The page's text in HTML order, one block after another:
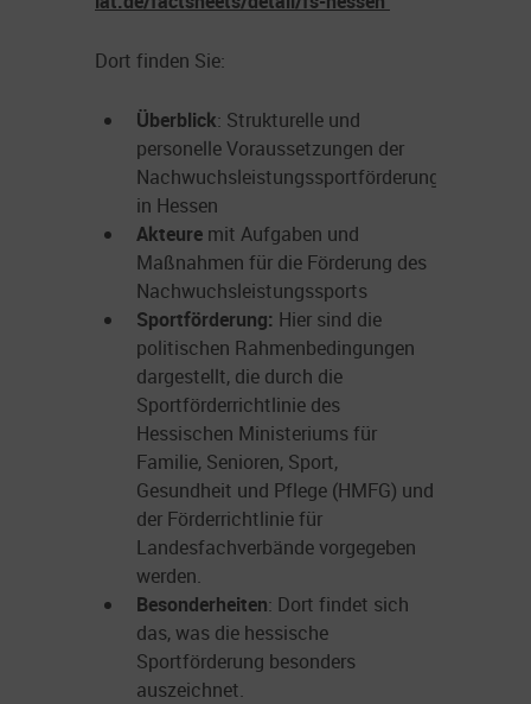
Dort finden Sie:
Überblick: Strukturelle und
personelle Voraussetzungen der
Nachwuchsleistungssportförderung
in Hessen
Akteure mit Aufgaben und
Maßnahmen für die Förderung des
Nachwuchsleistungssports
Sportförderung: Hier sind die
politischen Rahmenbedingungen
dargestellt, die durch die
Sportförderrichtlinie des
Hessischen Ministeriums für
Familie, Senioren, Sport,
Gesundheit und Pflege (HMFG) und
der Förderrichtlinie für
Landesfachverbände vorgegeben
werden.
Besonderheiten: Dort findet sich
das, was die hessische
Sportförderung besonders
auszeichnet.